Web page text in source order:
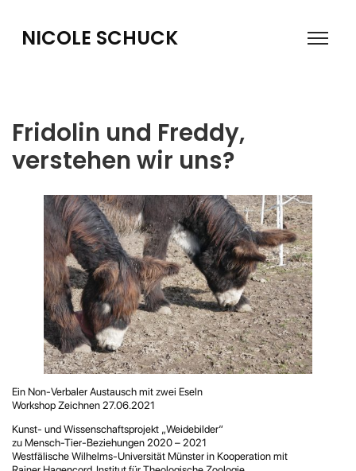
NICOLE SCHUCK
Fridolin und Freddy,
verstehen wir uns?
Ein Non-Verbaler Austausch mit zwei Eseln
Workshop Zeichnen 27.06.2021
Kunst- und Wissenschaftsprojekt „Weidebilder“
zu Mensch-Tier-Beziehungen 2020 – 2021
Westfälische Wilhelms-Universität Münster in Kooperation mit